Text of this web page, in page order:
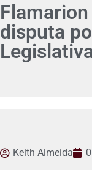
disputa
Keith Almeida